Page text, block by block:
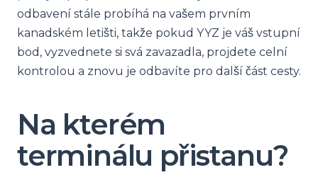
odbavení stále probíhá na vašem prvním
kanadském letišti, takže pokud YYZ je váš vstupní
bod, vyzvednete si svá zavazadla, projdete celní
kontrolou a znovu je odbavíte pro další část cesty.
Na kterém
terminálu přistanu?